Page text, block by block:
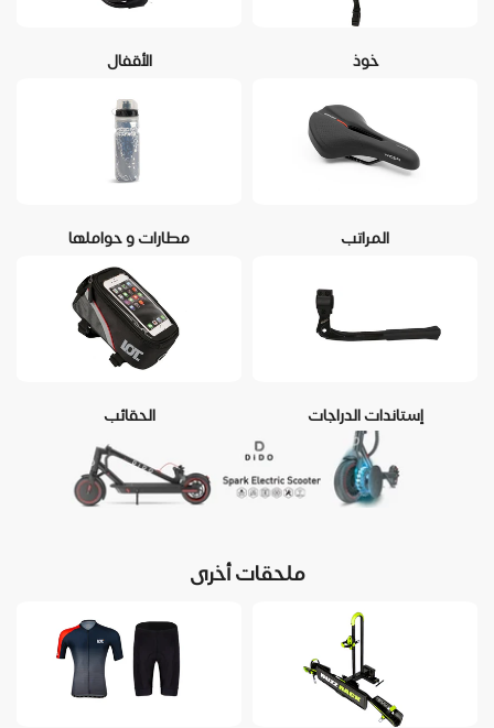
خوذ الأقفال
المراتب مطارات و حواملها
إستاندات الدراجات الحقائب
ملحقات أخرى